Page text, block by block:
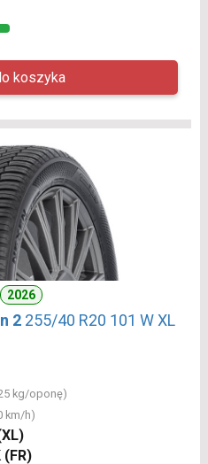
2026
2 255/40 R20 101 W XL
kg/oponę)
km/h)
(FR)